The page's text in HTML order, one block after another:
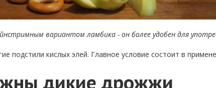
вариантом ламбика - он более удобен для
подстили кислых элей. Главное условие состоит в
дикие дрожжи